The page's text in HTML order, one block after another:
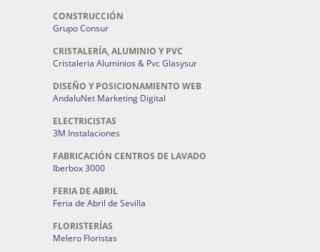
CONSTRUCCIÓN
Grupo Consur
CRISTALERÍA, ALUMINIO Y PVC
Cristaleria Aluminios & Pvc Glasysur
DISEÑO Y POSICIONAMIENTO WEB
AndaluNet Marketing Digital
ELECTRICISTAS
3M Instalaciones
FABRICACIÓN CENTROS DE LAVADO
Iberbox 3000
FERIA DE ABRIL
Feria de Abril de Sevilla
FLORISTERÍAS
Melero Floristas